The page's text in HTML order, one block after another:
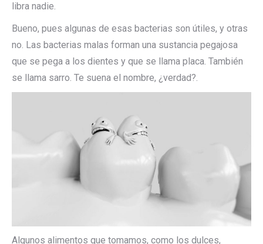
libra nadie.
Bueno, pues algunas de esas bacterias son útiles, y otras
no. Las bacterias malas forman una sustancia pegajosa
que se pega a los dientes y que se llama placa. También
se llama sarro. Te suena el nombre, ¿verdad?.
Algunos alimentos que tomamos, como los dulces,